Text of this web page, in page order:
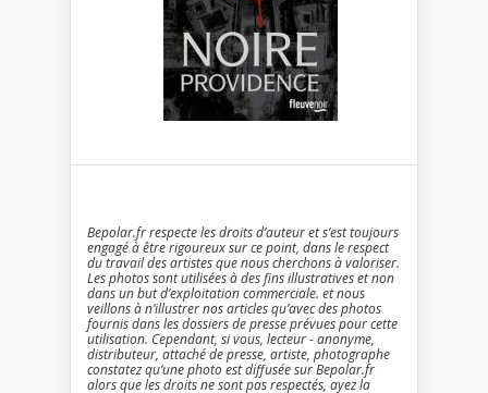
Bepolar.fr respecte les droits d’auteur et s’est toujours
engagé à être rigoureux sur ce point, dans le respect
du travail des artistes que nous cherchons à valoriser.
Les photos sont utilisées à des fins illustratives et non
dans un but d’exploitation commerciale. et nous
veillons à n’illustrer nos articles qu’avec des photos
fournis dans les dossiers de presse prévues pour cette
utilisation. Cependant, si vous, lecteur - anonyme,
distributeur, attaché de presse, artiste, photographe
constatez qu’une photo est diffusée sur Bepolar.fr
alors que les droits ne sont pas respectés, ayez la